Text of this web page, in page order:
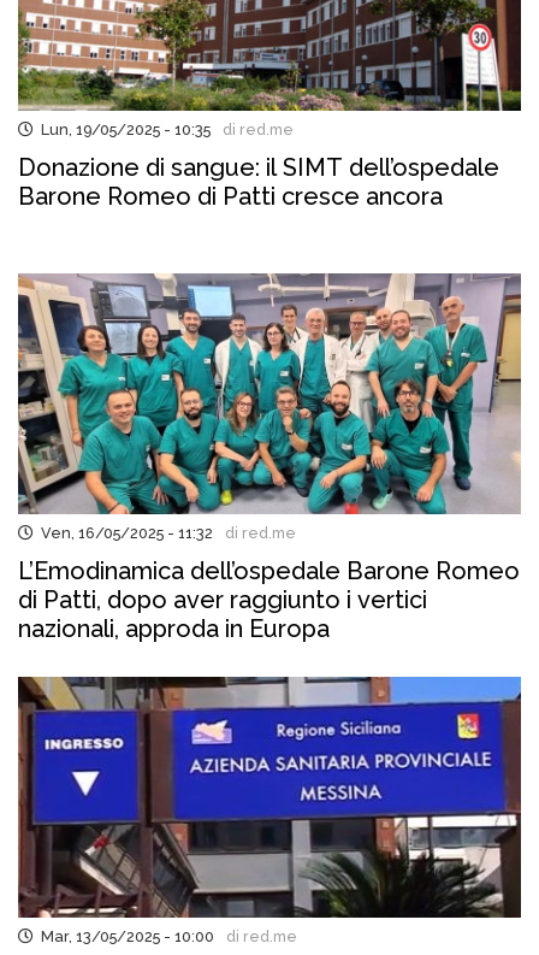
Lun, 19/05/2025 - 10:35 di red.me
Donazione di sangue: il SIMT dell’ospedale
Barone Romeo di Patti cresce ancora
Ven, 16/05/2025 - 11:32 di red.me
L’Emodinamica dell’ospedale Barone Romeo
di Patti, dopo aver raggiunto i vertici
nazionali, approda in Europa
Mar, 13/05/2025 - 10:00 di red.me